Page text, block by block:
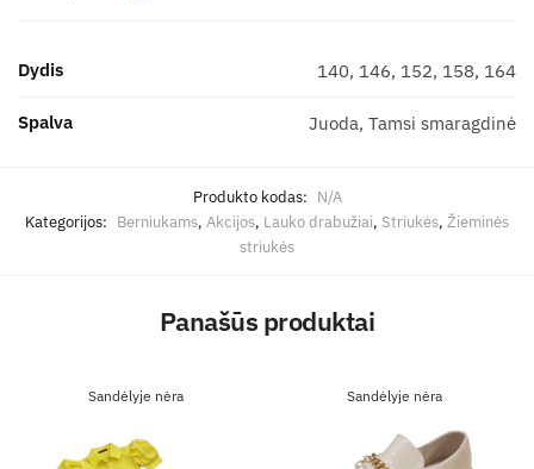
Dydis 140, 146, 152, 158, 164
Spalva Juoda, Tamsi smaragdinė
Produkto kodas: N/A
Kategorijos: Berniukams, Akcijos, Lauko drabužiai, Striukės, Žieminės
striukės
Panašūs produktai
Sandėlyje nėra Sandėlyje nėra